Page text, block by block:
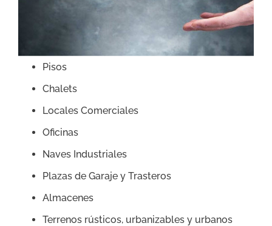
Pisos
Chalets
Locales Comerciales
Oficinas
Naves Industriales
Plazas de Garaje y Trasteros
Almacenes
Terrenos rústicos, urbanizables y urbanos